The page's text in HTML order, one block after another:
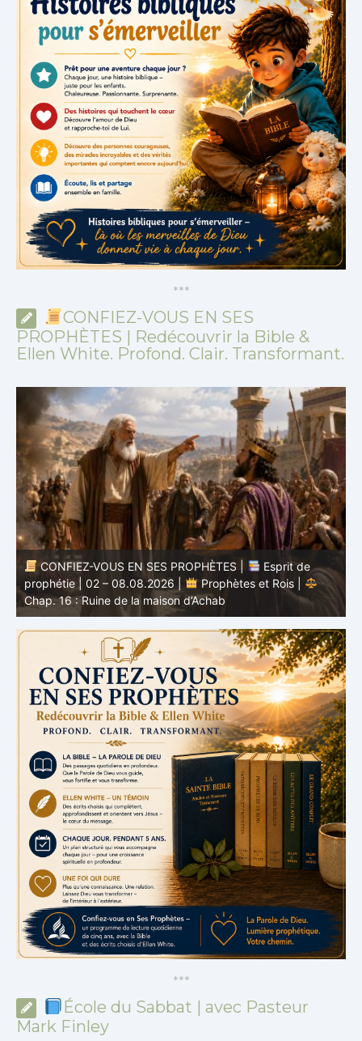
***
CONFIEZ-VOUS EN SES
PROPHÈTES | Redécouvrir la Bible &
Ellen White. Profond. Clair. Transformant.
CONFIEZ-VOUS EN SES PROPHÈTES |
Étude
biblique | 02.08.2026 |
Job |
Chap.37 – Devant la
voix de Dieu
***
École du Sabbat | avec Pasteur
Mark Finley